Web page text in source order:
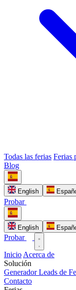
Todas las ferias Ferias
Blog
English
Probar
English
Probar
Inicio Acerca de
Solución
Generador Leads de
Contacto